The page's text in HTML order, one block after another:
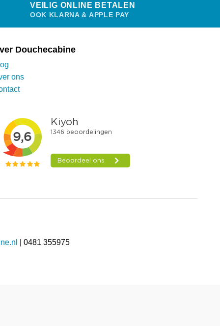
VEILIG ONLINE BETALEN
OOK KLARNA & APPLE PAY
Douchecabine
ons
| 0481 355975